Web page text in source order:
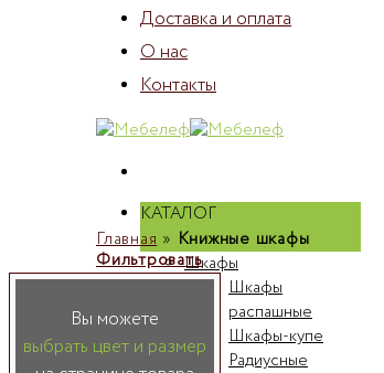
Доставка и оплата
О нас
Контакты
КАТАЛОГ
Шкафы
Шкафы
распашные
Шкафы-купе
Радиусные
Главная » Книжные шкафы
Фильтровать
Вы можете
выбрать цвет и размер